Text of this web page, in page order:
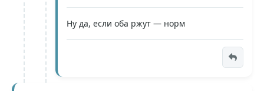
Ну да, если оба ржут — норм